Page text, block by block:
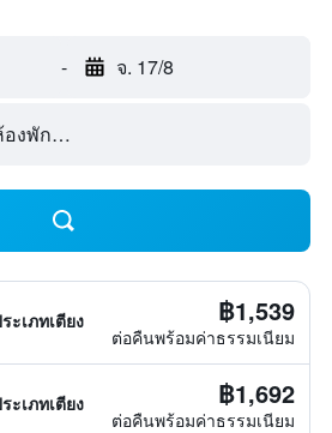
- จ. 17/8
งพัก 1 ห้อง
ะเภทเตียง ฿1,539
ต่อคืนพร้อมค่าธรรมเนียม
ะเภทเตียง ฿1,692
ต่อคืนพร้อมค่าธรรมเนียม